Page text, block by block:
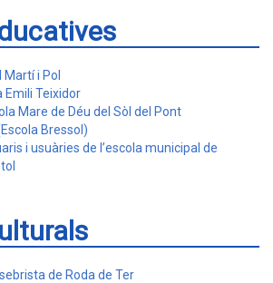
Martí i Pol
Emili Teixidor
Mare de Déu del Sòl del Pont
Bressol)
i usuàries de l’escola municipal de
de Roda de Ter